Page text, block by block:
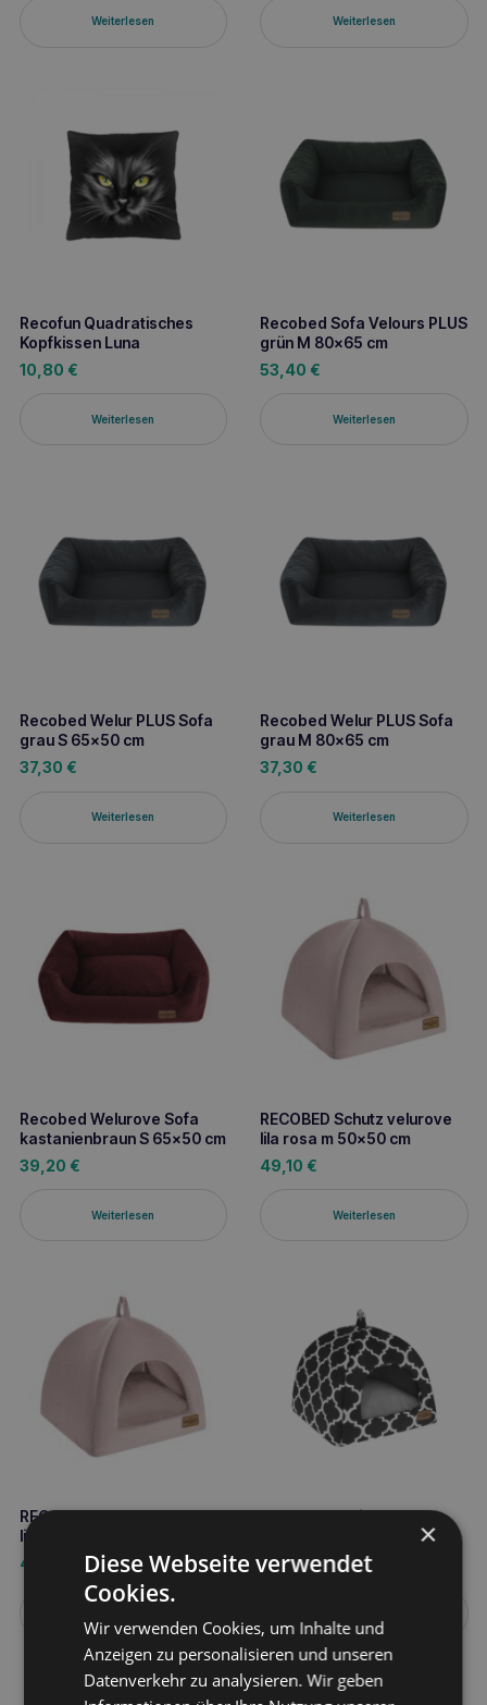
Weiterlesen Weiterlesen
Recofun Quadratisches
Kopfkissen Luna
10,80 €
Weiterlesen
Recobed Sofa Velours PLUS
grün M 80×65 cm
53,40 €
Weiterlesen
Recobed Welur PLUS Sofa
grau S 65×50 cm
37,30 €
Weiterlesen
Recobed Welur PLUS Sofa
grau M 80×65 cm
37,30 €
Weiterlesen
Recobed Welurove Sofa
kastanienbraun S 65×50 cm
39,20 €
Weiterlesen
RECOBED Schutz velurove
lila rosa m 50×50 cm
49,10 €
Weiterlesen
RECOBED Stand velurove
lila rosa s 40×40 cm
41,40
RECOBED caribbean box
28,00€
×
Diese Webseite verwendet
Cookies.
Wir verwenden Cookies, um Inhalte und
Anzeigen zu personalisieren und unseren
Datenverkehr zu analysieren. Wir geben